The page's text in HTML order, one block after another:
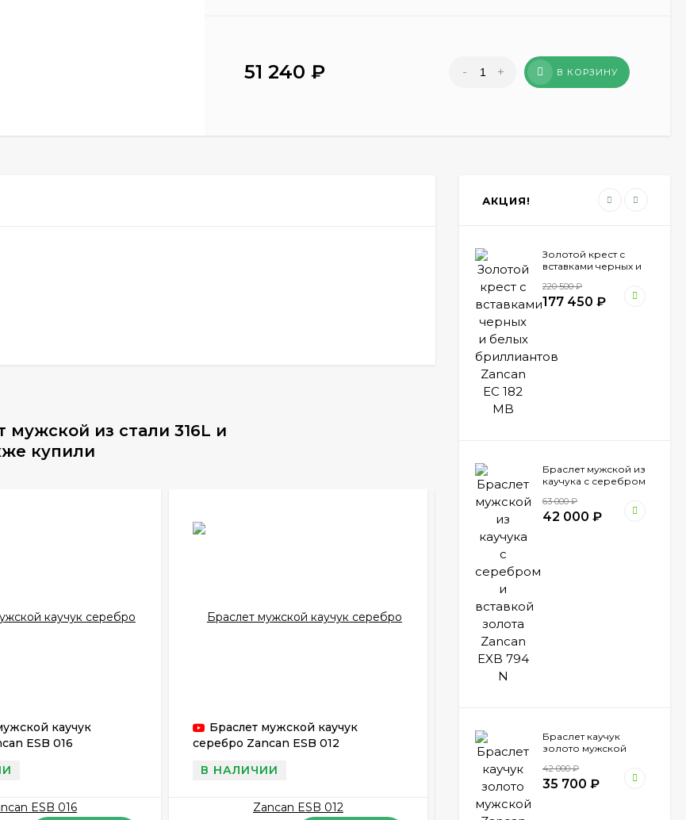
51 240₽ - + В КОРЗИНУ
из стали 316L и
купили
каучук
ESB 016
Браслет мужской каучук
серебро Zancan ESB 012
В НАЛИЧИИ
Браслет мужской каучук золото
Zancan EXB 479 MR
В НАЛИЧИИ
АКЦИЯ!
Золотой крест с
вставками черных и
Zancan EC 182 MB
220 500₽
177 450 ₽
Браслет мужской из
каучука с серебром
Zancan EXB 794 N
63 000₽
42 000 ₽
Браслет каучук
золото мужской
42 000₽
35 700 ₽